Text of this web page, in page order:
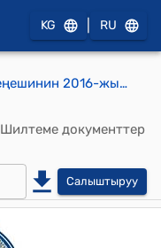
KG RU
Будалык айылдык кеңешинин 2016-жылдын 29-сентябрындагы № 6/3 "Айыл өкмөтүндө каада- салт ырым- жырымдарды тойлорду өткөрүүдө ыксыз чыгымдарды кыскартуу боюнча түзүлгөн комиссиянын жүргүзүп жаткан иштери жөнүндө" токтому
Шилтеме документтер
Салыштыруу